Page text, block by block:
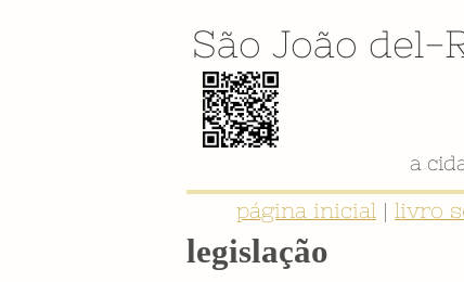
São João del-
a
página inicial | livro
legislação